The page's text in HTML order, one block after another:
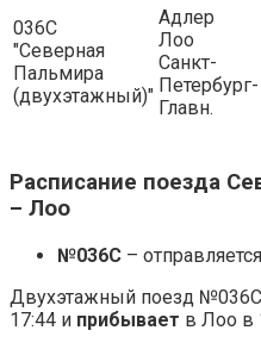
036С
"Северная
Пальмира
(двухэтажный)"
Адлер
Лоо
Санкт-
Петербург-
Главн.
Расписание поезда
– Лоо
№036С –
Двухэтажный поезд №036С
17:44 и прибывает в Лоо в